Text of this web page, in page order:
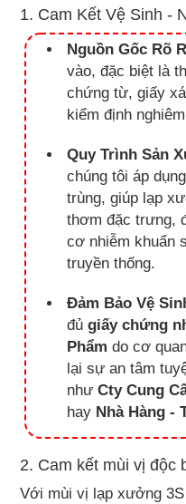
1. Cam Kết Vệ Sinh -
Nguồn Gốc Rõ
vào, đặc biệt là
chứng từ, giấy
kiểm định
Quy Trình Sản
chúng tôi áp
trùng, giúp lạp
thơm đặc trưng,
cơ nhiễm khuẩn
truyền thống.
Đảm Bảo Vệ
đủ giấy chứng
Phẩm do cơ
lại sự an tâm
như Cty Cung
hay Nhà Hàng -
2. Cam kết mùi vị độc
Với mùi vị lạp xưởng